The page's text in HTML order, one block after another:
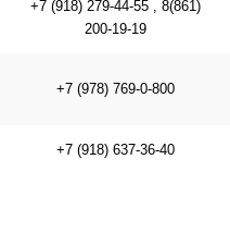
+7 (918) 279-44-55 , 8(861)
200-19-19
+7 (978) 769-0-800
+7 (918) 637-36-40